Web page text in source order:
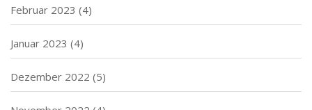
Februar 2023 (4)
Januar 2023 (4)
Dezember 2022 (5)